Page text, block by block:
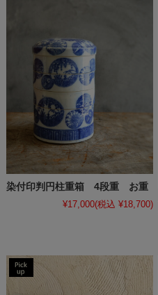
染付印判円柱重箱 4段重 お重
¥17,000(税込 ¥18,700)